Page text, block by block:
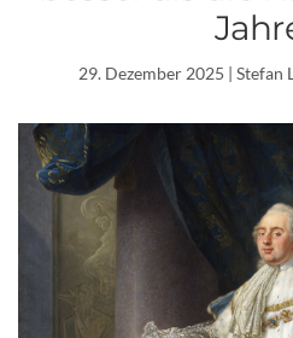
29. Dezember 2025 | Stefan